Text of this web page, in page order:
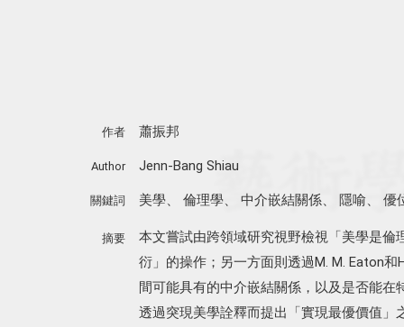
作者 蕭振邦
Author Jenn-Bang Shiau
關鍵詞 美學、 倫理學、 中介嵌結關係、 隱喻 優
摘要
本文嘗試由跨領域研究視野檢視「美學是
衍」的操作；另一方面則透過M. M. Eaton
間可能具有的中介嵌結關係，以及是否能
透過突現美學詮釋而提出「實現最優價值